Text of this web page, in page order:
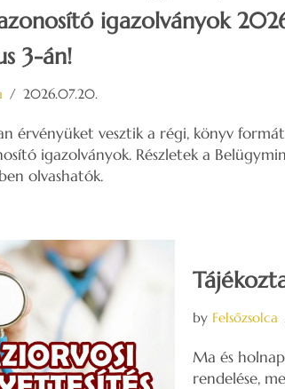
igazolványok
3-án!
2026.07.20.
érvényüket vesztik a régi, könyv
igazolványok. Részletek a
olvashatók.
by Felsőzsolca
Ma és
rendelése,